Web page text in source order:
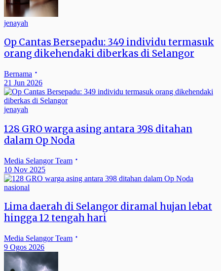
jenayah
Op Cantas Bersepadu: 349 individu termasuk
orang dikehendaki diberkas di Selangor
Bernama
21 Jun 2026
jenayah
128 GRO warga asing antara 398 ditahan
dalam Op Noda
Media Selangor Team
10 Nov 2025
nasional
Lima daerah di Selangor diramal hujan lebat
hingga 12 tengah hari
Media Selangor Team
9 Ogos 2026